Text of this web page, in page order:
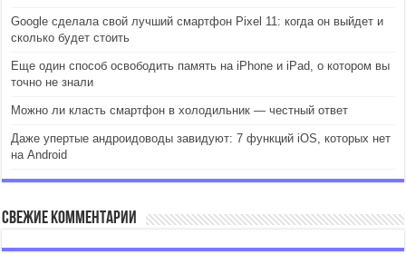
Google сделала свой лучший смартфон Pixel 11: когда он выйдет и
сколько будет стоить
Еще один способ освободить память на iPhone и iPad, о котором вы
точно не знали
Можно ли класть смартфон в холодильник — честный ответ
Даже упертые андроидоводы завидуют: 7 функций iOS, которых нет
на Android
Свежие комментарии